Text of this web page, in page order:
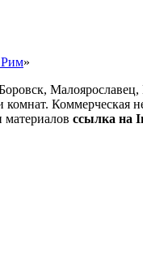
Рим»
Малоярославец,
Коммерческая
ссылка на